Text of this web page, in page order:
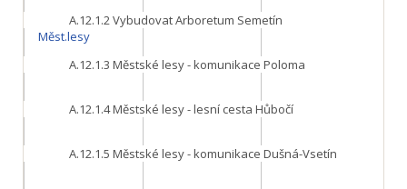
A.12.1.2Vybudovat Arboretum Semetín
Měst.lesy
A.12.1.3 Městské lesy - komunikace Poloma
A.12.1.4Městské lesy - lesní cesta Hůbočí
A.12.1.5 Městské lesy - komunikace Dušná-Vsetín